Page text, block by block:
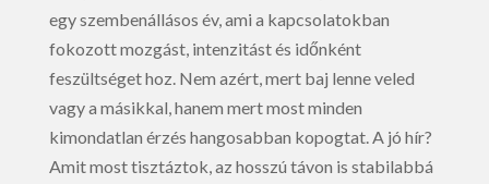
egy szembenállásos év, ami a kapcsolatokban
fokozott mozgást, intenzitást és időnként
feszültséget hoz. Nem azért, mert baj lenne veled
vagy a másikkal, hanem mert most minden
kimondatlan érzés hangosabban kopogtat. A jó hír?
Amit most tisztáztok, az hosszú távon is stabilabbá